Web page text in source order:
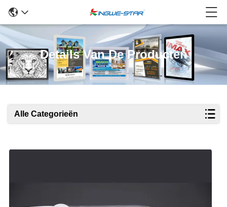
Details Van De Producten
Alle Categorieën